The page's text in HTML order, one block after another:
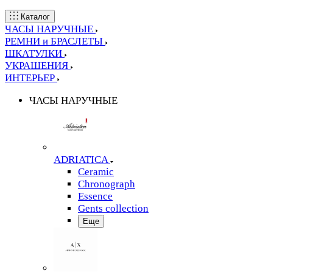
Каталог
ЧАСЫ НАРУЧНЫЕ
РЕМНИ и БРАСЛЕТЫ
ШКАТУЛКИ
УКРАШЕНИЯ
ИНТЕРЬЕР
ЧАСЫ НАРУЧНЫЕ
ADRIATICA
Ceramic
Chronograph
Essence
Gents collection
Еще